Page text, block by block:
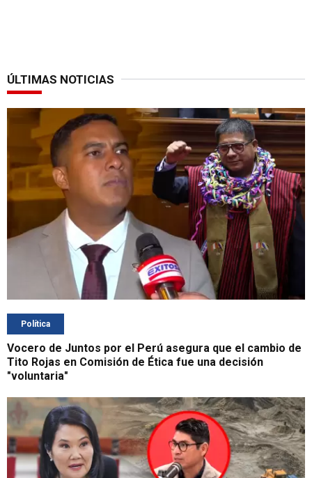
ÚLTIMAS NOTICIAS
Política
Vocero de Juntos por el Perú asegura que el cambio de
Tito Rojas en Comisión de Ética fue una decisión
"voluntaria"